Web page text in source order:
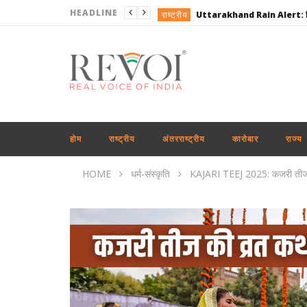
HEADLINE राष्ट्रीय
राष्ट्रीय
राष्ट्रीय
राष्ट्रीय
राष्ट्रीय
अंतरराष्ट्रीय
राष्ट्रीय
होम राष्ट्रीय अंतरराष्ट्रीय कारोबार राज्य
HOME धर्म-संस्कृति KAJARI TEEJ 2025: कजरी